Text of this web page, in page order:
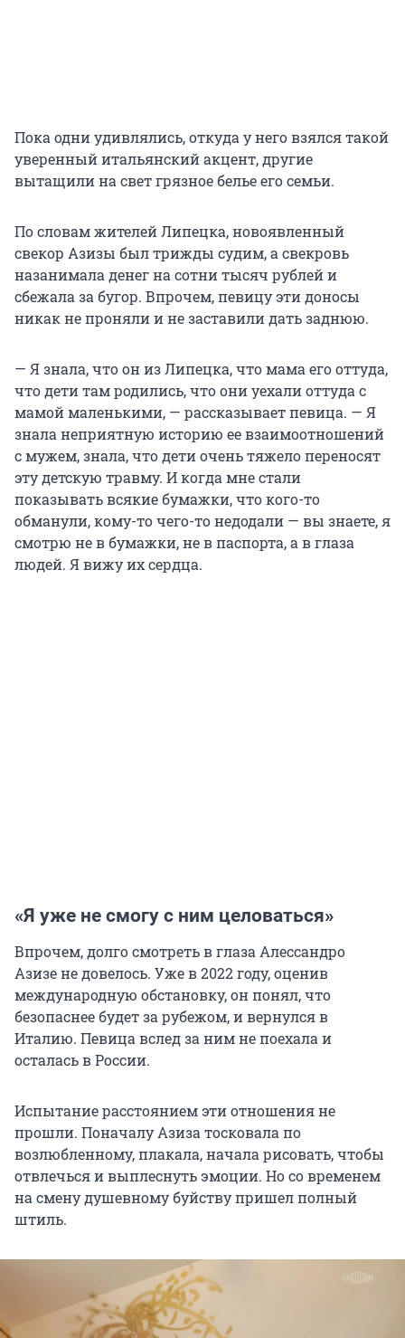
Пока одни удивлялись, откуда у него взялся такой
уверенный итальянский акцент, другие
вытащили на свет грязное белье его семьи.
По словам жителей Липецка, новоявленный
свекор Азизы был трижды судим, а свекровь
назанимала денег на сотни тысяч рублей и
сбежала за бугор. Впрочем, певицу эти доносы
никак не проняли и не заставили дать заднюю.
— Я знала, что он из Липецка, что мама его оттуда,
что дети там родились, что они уехали оттуда с
мамой маленькими, — рассказывает певица. — Я
знала неприятную историю ее взаимоотношений
с мужем, знала, что дети очень тяжело переносят
эту детскую травму. И когда мне стали
показывать всякие бумажки, что кого-то
обманули, кому-то чего-то недодали — вы знаете, я
смотрю не в бумажки, не в паспорта, а в глаза
людей. Я вижу их сердца.
«Я уже не смогу с ним целоваться»
Впрочем, долго смотреть в глаза Алессандро
Азизе не довелось. Уже в 2022 году, оценив
международную обстановку, он понял, что
безопаснее будет за рубежом, и вернулся в
Италию. Певица вслед за ним не поехала и
осталась в России.
Испытание расстоянием эти отношения не
прошли. Поначалу Азиза тосковала по
возлюбленному, плакала, начала рисовать, чтобы
отвлечься и выплеснуть эмоции. Но со временем
на смену душевному буйству пришел полный
штиль.